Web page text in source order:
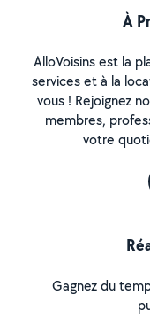
À
AlloVoisins est la
services et à la
vous ! Rejoignez
membres,
votre
Gagnez du